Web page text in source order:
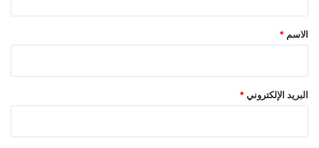
*
الاسم *
البريد الإلكتروني *